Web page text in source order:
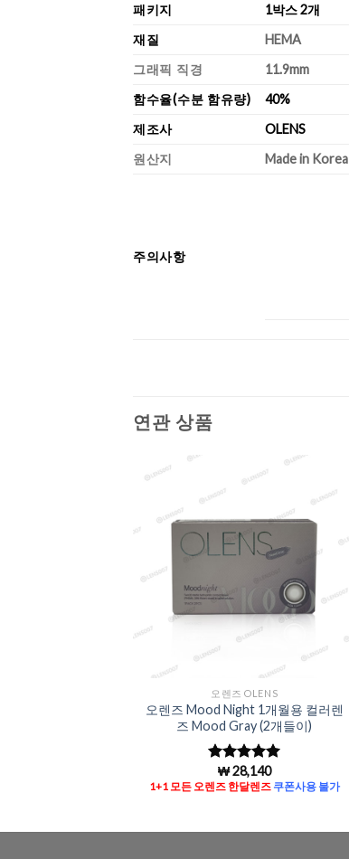
패키지
1박스 2개
재질
HEMA
그래픽 직경
11.9mm
함수율(수분 함유량)
40%
제조사
OLENS
원산지
Made in Korea
주의사항
연관 상품
Add to
Wishlist
오렌즈 OLENS
오렌즈 Mood Night 1개월용 컬러렌
즈 Mood Gray (2개들이)
5 중에서
로 평가됨
₩28,140
1+1 모든 오렌즈 한달렌즈쿠폰사용 불가